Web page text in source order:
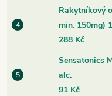
Rakytníkový
min. 150mg)
288 Kč
Sensatonics
alc.
91 Kč